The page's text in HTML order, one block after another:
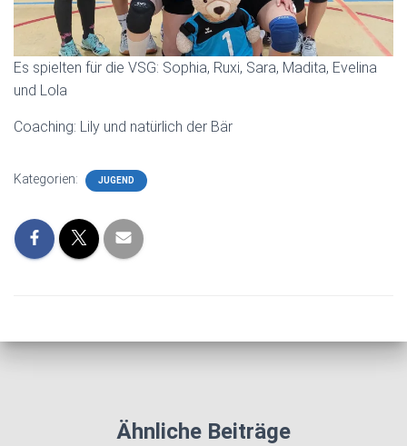
Es spielten für die VSG: Sophia, Ruxi, Sara, Madita, Evelina
und Lola
Coaching: Lily und natürlich der Bär
Kategorien: JUGEND
Ähnliche Beiträge